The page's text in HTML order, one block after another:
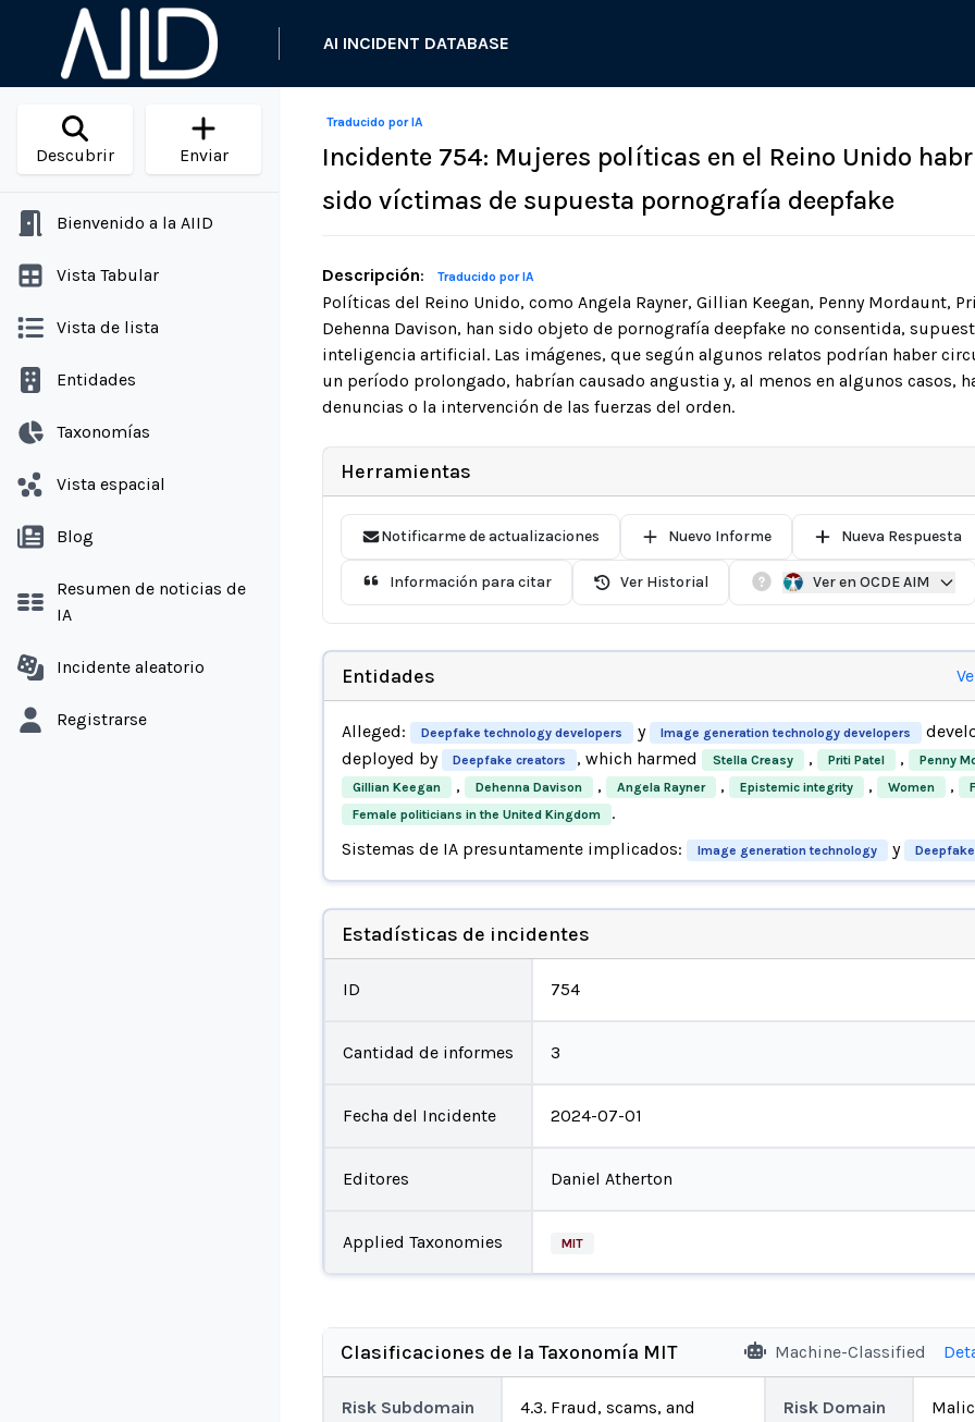
AI INCIDENT DATABASE
Descubrir Enviar
Bienvenido a la AIID
Vista Tabular
Vista de lista
Entidades
Taxonomías
Vista espacial
Blog
Resumen de noticias de
IA
Incidente aleatorio
Registrarse
Traducido por IA
Incidente 754: Mujeres políticas en el Reino Unido
sido víctimas de supuesta pornografía deepfake
Descripción: Traducido por IA
Políticas del Reino Unido, como Angela Rayner, Gillian Keegan, Penny Mordaunt,
Dehenna Davison, han sido objeto de pornografía deepfake no consentida,
inteligencia artificial. Las imágenes, que según algunos relatos podrían haber
un período prolongado, habrían causado angustia y, al menos en algunos casos,
denuncias o la intervención de las fuerzas del orden.
Herramientas
Notificarme de actualizaciones Nuevo Informe Nueva Respuesta
Información para citar Ver Historial Ver en OCDE AIM
Entidades
Alleged: Deepfake technology developers y Image generation technology developers
deployed by
Deepfake creators , which harmed Stella Creasy , Priti Patel , Penny
Gillian Keegan , Dehenna Davison , Angela Rayner , Epistemic integrity , Women ,
Female politicians in the United Kingdom
.
Sistemas de IA presuntamente implicados:
Image generation technology y
Estadísticas de incidentes
ID 754
Cantidad de informes 3
Fecha del Incidente 2024-07-01
Editores Daniel Atherton
Applied Taxonomies MIT
Clasificaciones de la Taxonomía MIT Machine-Classified
Risk Subdomain
4.3. Fraud, scams, and
Risk Domain